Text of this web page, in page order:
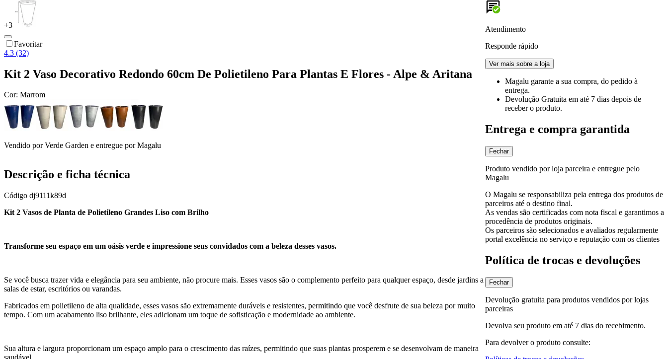
+3
Favoritar
4.3 (32)
Kit 2 Vaso Decorativo Redondo 60cm De Polietileno Para Plantas E Flores - Alpe & Aritana
Cor: Marrom
Vendido porVerde Garden e entregue por Magalu
Atendimento
Responde rápido
Ver mais sobre a loja
Magalu garante a sua compra, do pedido à
entrega.
Devolução Gratuita em até 7 dias depois de
receber o produto.
Entrega e compra garantida
Fechar
Produto vendido por loja parceira e entregue pelo
Magalu
O Magalu se responsabiliza pela entrega dos produtos de
parceiros até o destino final.
As vendas são certificadas com nota fiscal e garantimos a
procedência de produtos originais.
Os parceiros são selecionados e avaliados regularmente
portal excelência no serviço e reputação com os clientes
Política de trocas e devoluções
Fechar
Devolução gratuita para produtos vendidos por lojas
parceiras
Devolva seu produto em até 7 dias do recebimento.
Para devolver o produto consulte:
Descrição e ficha técnica
Código dj9111k89d
Kit 2 Vasos de Planta de Polietileno Grandes Liso com Brilho
Transforme seu espaço em um oásis verde e impressione seus convidados com a beleza desses vasos.
Se você busca trazer vida e elegância para seu ambiente, não procure mais. Esses vasos são o complemento perfeito para qualquer espaço, desde jardins a
salas de estar, escritórios ou varandas.
Fabricados em polietileno de alta qualidade, esses vasos são extremamente duráveis e resistentes, permitindo que você desfrute de sua beleza por muito
tempo. Com um acabamento liso brilhante, eles adicionam um toque de sofisticação e modernidade ao ambiente.
Sua altura e largura proporcionam um espaço amplo para o crescimento das raízes, permitindo que suas plantas prosperem e se desenvolvam de maneira